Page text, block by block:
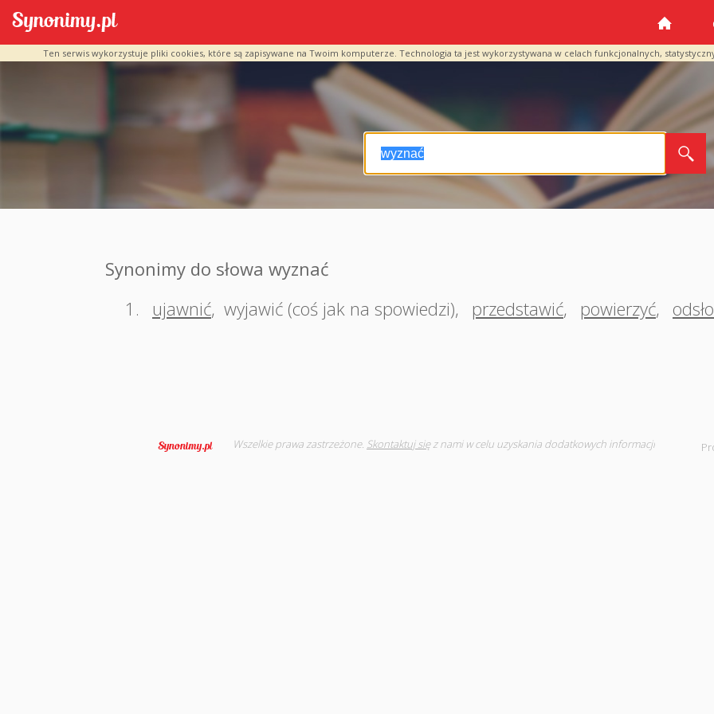
Ten serwis wykorzystuje pliki cookies, które są zapisywane na Twoim komputerze. Technologia ta jest wykorzystywana w celach funkcjonalnych,
Synonimy do słowa wyznać
1.
ujawnić, wyjawić (coś jak na spowiedzi), przedstawić, powierzyć,
Wszelkie prawa zastrzeżone. Skontaktuj sięz nami w celu uzyskania dodatkowych informacji